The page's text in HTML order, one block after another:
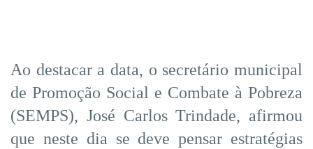
Ao destacar a data, o secretário municipal
de Promoção Social e Combate à Pobreza
(SEMPS), José Carlos Trindade, afirmou
que neste dia se deve pensar estratégias